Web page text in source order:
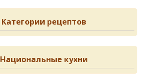
Категории рецептов
Национальные кухни